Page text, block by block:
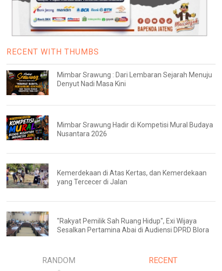
RECENT WITH THUMBS
Mimbar Srawung : Dari Lembaran Sejarah Menuju
Denyut Nadi Masa Kini
Mimbar Srawung Hadir di Kompetisi Mural Budaya
Nusantara 2026
Kemerdekaan di Atas Kertas, dan Kemerdekaan
yang Tercecer di Jalan
"Rakyat Pemilik Sah Ruang Hidup", Exi Wijaya
Sesalkan Pertamina Abai di Audiensi DPRD Blora
RANDOM RECENT